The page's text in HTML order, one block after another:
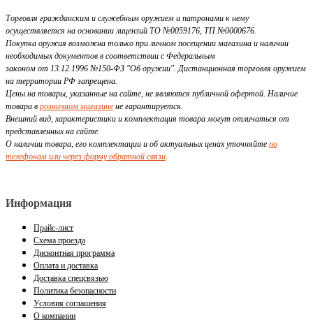
Торговля гражданским и служебным оружием и патронами к нему
осуществляется на основании лицензий ТО №0059176, ТП №0000676.
Покупка оружия возможна только при личном посещении магазина и наличии
необходимых документов в соответствии с Федеральным
законом от 13.12.1996 №150-ФЗ "Об оружии". Дистанционная торговля оружием
на территории РФ запрещена.
Цены на товары, указанные на сайте, не являются публичной офертой. Наличие
товара в розничном магазине не гарантируется.
Внешний вид, характеристики и комплектация товара могут отличаться от
представленных на сайте.
О наличии товара, его комплектации и об актуальных ценах уточняйте по
телефонам или через форму обратной связи.
Информация
Прайс-лист
Схема проезда
Дисконтная программа
Оплата и доставка
Доставка спецсвязью
Политика безопасности
Условия соглашения
О компании